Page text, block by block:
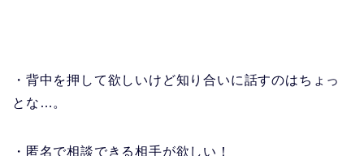
・背中を押して欲しいけど知り合いに話すのはちょっ
とな…。
・匿名で相談できる相手が欲しい！